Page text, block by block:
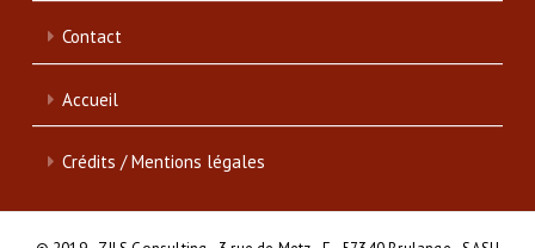
Contact
Accueil
Crédits / Mentions légales